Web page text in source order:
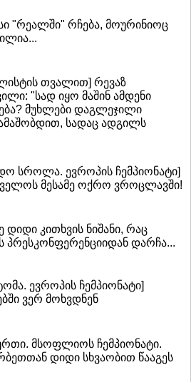
"რეალში" რჩება, მოურინიოც
თვალით] რევაზ
"სად იყო მაშინ ამდენი
მუხლები დაგლეჯილი
სადაც ადგილს
სროლა. ევროპის ჩემპიონატი]
მესამე ოქრო ვროცლავში!
დიდი კითხვის ნიშანი, რაც
პრესკონფერენციიდან დარჩა...
ევროპის ჩემპიონატი]
ვერ მოხვდნენ
მსოფლიოს ჩემპიონატი.
დიდი სხვაობით წააგეს